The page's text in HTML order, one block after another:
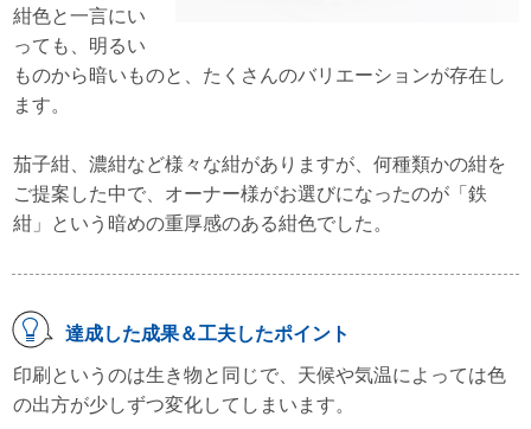
紺色と一言にい
っても、明るい
ものから暗いものと、たくさんのバリエーションが存在し
ます。
茄子紺、濃紺など様々な紺がありますが、何種類かの紺を
ご提案した中で、オーナー様がお選びになったのが「鉄
紺」という暗めの重厚感のある紺色でした。
達成した成果＆工夫したポイント
印刷というのは生き物と同じで、天候や気温によっては色
の出方が少しずつ変化してしまいます。